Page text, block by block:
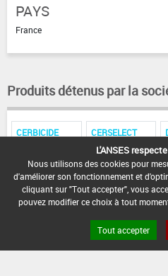
PAYS
France
Produits détenus par la
CERBICIDE CERSELECT
GRANUCER GRANUXOR.
L'ANSES
Nous utilisons des cookies pour
d'améliorer son fonctionnement et
cliquant sur "Tout accepter", vous
pouvez modifier ce choix à tout
Tout accepter